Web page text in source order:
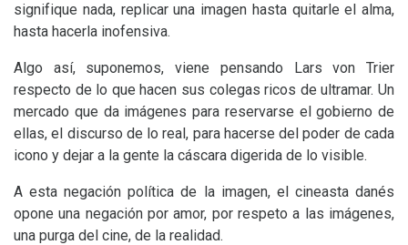
signifique nada, replicar una imagen hasta quitarle el alma,
hasta hacerla inofensiva.
Algo así, suponemos, viene pensando Lars von Trier
respecto de lo que hacen sus colegas ricos de ultramar. Un
mercado que da imágenes para reservarse el gobierno de
ellas, el discurso de lo real, para hacerse del poder de cada
icono y dejar a la gente la cáscara digerida de lo visible.
A esta negación política de la imagen, el cineasta danés
opone una negación por amor, por respeto a las imágenes,
una purga del cine, de la realidad.